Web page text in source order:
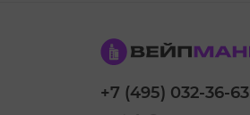
+7 (495) 032-36-63